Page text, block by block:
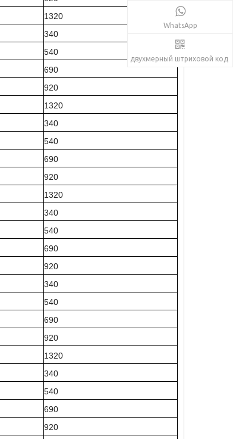
1320
340
540
690
920
1320
340
540
690
920
1320
340
540
690
920
340
540
690
920
1320
340
540
690
920
WhatsApp
двухмерный штриховой код